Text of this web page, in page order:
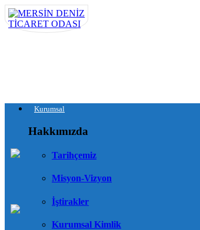
Kurumsal
Hakkımızda
Tarihçemiz
Misyon-Vizyon
İştirakler
Kurumsal Kimlik